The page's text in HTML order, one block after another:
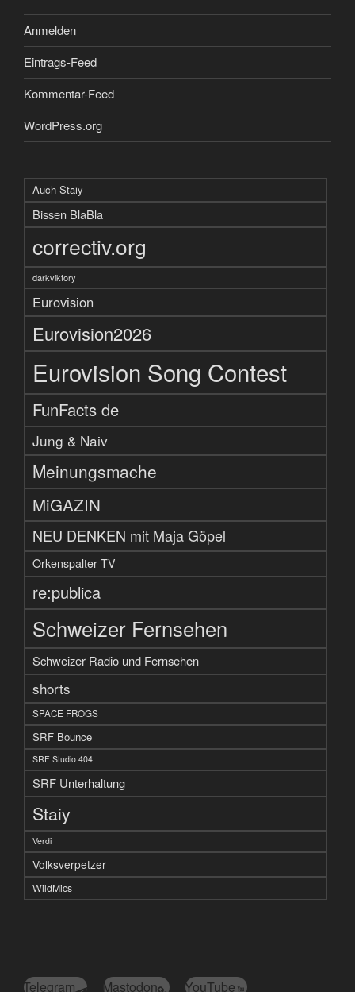
Anmelden
Eintrags-Feed
Kommentar-Feed
WordPress.org
Auch Staiy
Bissen BlaBla
correctiv.org
darkviktory
Eurovision
Eurovision2026
Eurovision Song Contest
FunFacts de
Jung & Naiv
Meinungsmache
MiGAZIN
NEU DENKEN mit Maja Göpel
Orkenspalter TV
re:publica
Schweizer Fernsehen
Schweizer Radio und Fernsehen
shorts
SPACE FROGS
SRF Bounce
SRF Studio 404
SRF Unterhaltung
Staiy
Verdi
Volksverpetzer
WildMics
Telegram Mastodon YouTube